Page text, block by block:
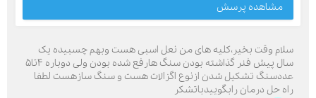
مشاهده پرسش
سلام وقت بخیر،کلیه های من نعل اسبی هست وبهم چسبیده یک
سال پیش فنر گذاشته بودن سنگ هارفع شده بودن ولی دوباره ۴تا۵
عددسنگ تشکیل شدن ازنوع اگزالات هست و سنگ سازهست لطفا
راه حل درمان رابگوییدباتشکر